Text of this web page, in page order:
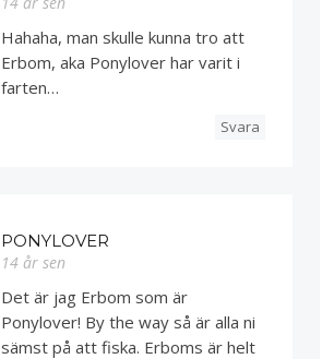
Hahaha, man skulle kunna tro att
Erbom, aka Ponylover har varit i
farten…
Svara
PONYLOVER
14 år sen
Det är jag Erbom som är
Ponylover! By the way så är alla ni
sämst på att fiska. Erboms är helt